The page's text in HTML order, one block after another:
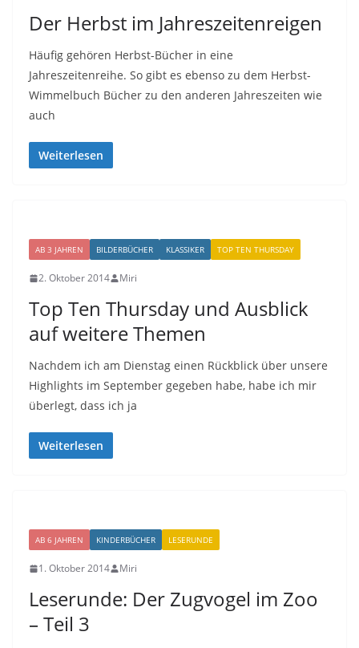
Der Herbst im Jahreszeitenreigen
Häufig gehören Herbst-Bücher in eine
Jahreszeitenreihe. So gibt es ebenso zu dem Herbst-
Wimmelbuch Bücher zu den anderen Jahreszeiten wie
auch
Weiterlesen
AB 3 JAHREN BILDERBÜCHER KLASSIKER TOP TEN THURSDAY
2. Oktober 2014 Miri
Top Ten Thursday und Ausblick
auf weitere Themen
Nachdem ich am Dienstag einen Rückblick über unsere
Highlights im September gegeben habe, habe ich mir
überlegt, dass ich ja
Weiterlesen
AB 6 JAHREN KINDERBÜCHER LESERUNDE
1. Oktober 2014 Miri
Leserunde: Der Zugvogel im Zoo
– Teil 3